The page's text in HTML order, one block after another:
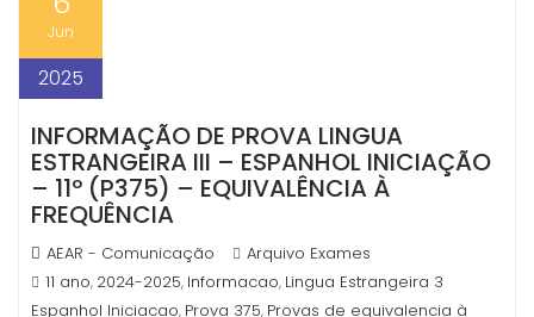
Jun
2025
INFORMAÇÃO DE PROVA LINGUA
ESTRANGEIRA III – ESPANHOL INICIAÇÃO
– 11º (P375) – EQUIVALÊNCIA À
FREQUÊNCIA
AEAR - Comunicação
Arquivo Exames
11 ano, 2024-2025, Informacao, Lingua Estrangeira 3
Espanhol Iniciacao, Prova 375, Provas de equivalencia à